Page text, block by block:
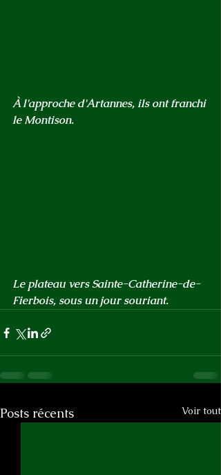
À l'approche d'Artannes, ils ont franchi
le Montison.
Le plateau vers Sainte-Catherine-de-
Fierbois, sous un jour souriant.
Posts récents Voir tout